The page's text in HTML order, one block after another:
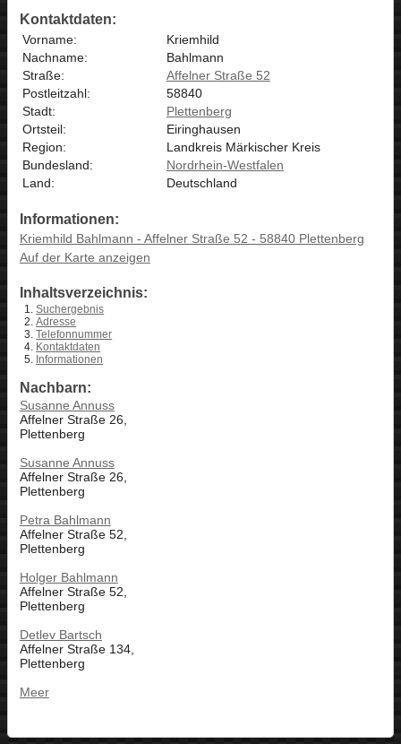
Kontaktdaten:
Vorname:
Kriemhild
Nachname:
Bahlmann
Straße:
Affelner Straße 52
Postleitzahl:
58840
Stadt:
Plettenberg
Ortsteil:
Eiringhausen
Region:
Landkreis Märkischer Kreis
Bundesland:
Nordrhein-Westfalen
Land:
Deutschland
Informationen:
Kriemhild Bahlmann - Affelner Straße 52 - 58840 Plettenberg
Auf der Karte anzeigen
Inhaltsverzeichnis:
Suchergebnis
Adresse
Telefonnummer
Kontaktdaten
Informationen
Nachbarn:
Susanne Annuss
Affelner Straße 26,
Plettenberg
Susanne Annuss
Affelner Straße 26,
Plettenberg
Petra Bahlmann
Affelner Straße 52,
Plettenberg
Holger Bahlmann
Affelner Straße 52,
Plettenberg
Detlev Bartsch
Affelner Straße 134,
Plettenberg
Meer